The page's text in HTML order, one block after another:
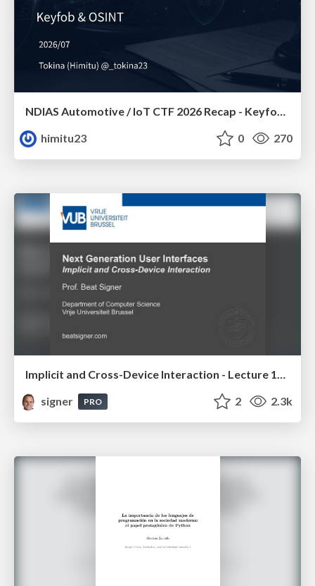
NDIAS Automotive / IoT CTF 2026 Recap - Keyfob & OSINT
himitu23
0 270
signer
PRO 2 2.3k